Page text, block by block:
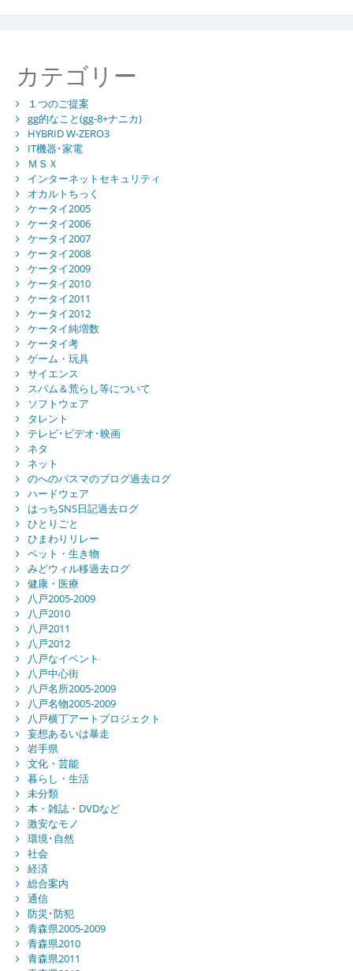
カテゴリー
１つのご提案
gg的なこと(gg-8+ナニカ)
HYBRID W-ZERO3
IT機器･家電
ＭＳＸ
インターネットセキュリティ
オカルトちっく
ケータイ2005
ケータイ2006
ケータイ2007
ケータイ2008
ケータイ2009
ケータイ2010
ケータイ2011
ケータイ2012
ケータイ純増数
ケータイ考
ゲーム・玩具
サイエンス
スパム＆荒らし等について
ソフトウェア
タレント
テレビ･ビデオ･映画
ネタ
ネット
のへのバスマのブログ過去ログ
ハードウェア
はっちSNS日記過去ログ
ひとりごと
ひまわりリレー
ペット・生き物
みどウィル移過去ログ
健康・医療
八戸2005-2009
八戸2010
八戸2011
八戸2012
八戸なイベント
八戸中心街
八戸名所2005-2009
八戸名物2005-2009
八戸横丁アートプロジェクト
妄想あるいは暴走
岩手県
文化・芸能
暮らし・生活
未分類
本・雑誌・DVDなど
激安なモノ
環境･自然
社会
経済
総合案内
通信
防災･防犯
青森県2005-2009
青森県2010
青森県2011